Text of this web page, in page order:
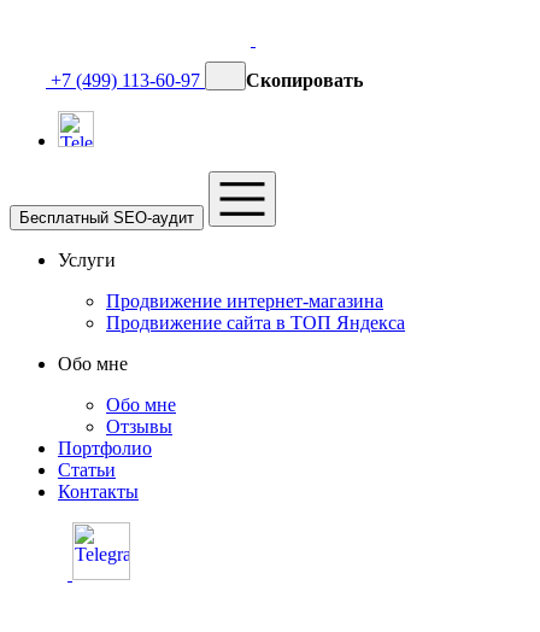
+7 (499) 113-60-97 Скопировать
Бесплатный SEO-аудит
Услуги
Продвижение интернет-магазина
Продвижение сайта в ТОП Яндекса
Обо мне
Обо мне
Отзывы
Портфолио
Статьи
Контакты